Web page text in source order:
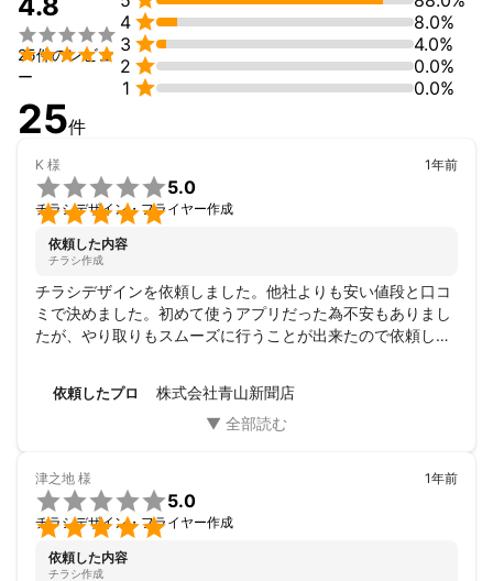
・ベーカリーショップ様 チラシ、DM作成
・介護施設様 パンフレット、ロゴ、名刺作成
・福祉施設様 パンフレット、名刺作成
・不動産会社様 折込チラシ作成
・和食飲食店様 折込チラシ作成
アピールポイント
得意分野は、現代のトレンドを取り入れた一瞬で目を惹くデザイ
ンが得意です。
少しでも興味を持っていただけましたら、ご連絡頂けましたら幸
いです。


25件のレビュ
ー
4 
8.0%
3 
4.0%
2 
0.0%
1  0.0%
25件
K 様


5.0
チラシデザイン・フライヤー作成
1年前
依頼した内容
チラシ作成
チラシデザインを依頼しました。他社よりも安い値段と口コ
ミで決めました。初めて使うアプリだった為不安もありまし
たが、やり取りもスムーズに行うことが出来たので依頼して
依頼したプロ 株式会社青山新聞店
津之地 様


5.0
チラシデザイン・フライヤー作成
1年前
依頼した内容
チラシ作成